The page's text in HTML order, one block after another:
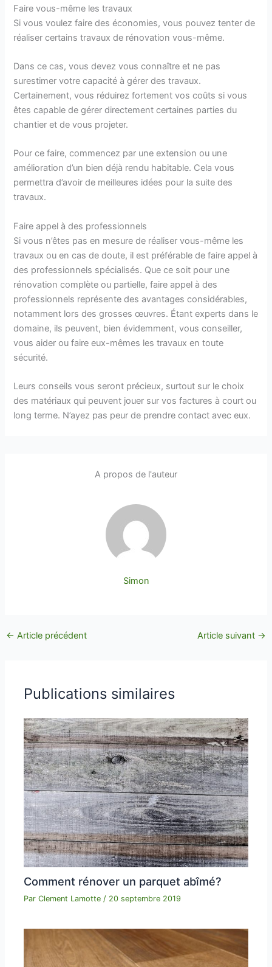
Faire vous-même les travaux
Si vous voulez faire des économies, vous pouvez tenter de
réaliser certains travaux de rénovation vous-même.
Dans ce cas, vous devez vous connaître et ne pas
surestimer votre capacité à gérer des travaux.
Certainement, vous réduirez fortement vos coûts si vous
êtes capable de gérer directement certaines parties du
chantier et de vous projeter.
Pour ce faire, commencez par une extension ou une
amélioration d’un bien déjà rendu habitable. Cela vous
permettra d’avoir de meilleures idées pour la suite des
travaux.
Faire appel à des professionnels
Si vous n’êtes pas en mesure de réaliser vous-même les
travaux ou en cas de doute, il est préférable de faire appel à
des professionnels spécialisés. Que ce soit pour une
rénovation complète ou partielle, faire appel à des
professionnels représente des avantages considérables,
notamment lors des grosses œuvres. Étant experts dans le
domaine, ils peuvent, bien évidemment, vous conseiller,
vous aider ou faire eux-mêmes les travaux en toute
sécurité.
Leurs conseils vous seront précieux, surtout sur le choix
des matériaux qui peuvent jouer sur vos factures à court ou
long terme. N’ayez pas peur de prendre contact avec eux.
A propos de l'auteur
Simon
← Article précédent Article suivant →
Publications similaires
Comment rénover un parquet abîmé?
ParClement Lamotte / 20 septembre 2019